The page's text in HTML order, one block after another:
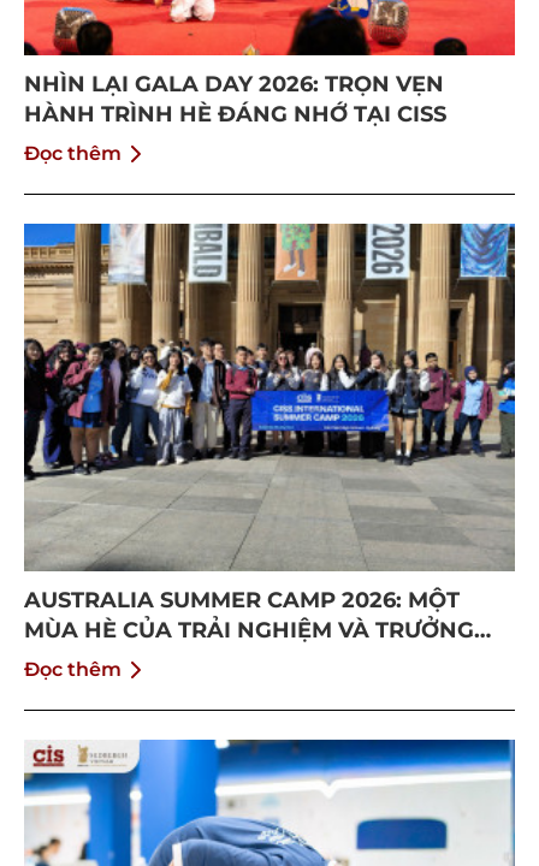
NHÌN LẠI GALA DAY 2026: TRỌN VẸN
HÀNH TRÌNH HÈ ĐÁNG NHỚ TẠI CISS
Đọc thêm
AUSTRALIA SUMMER CAMP 2026: MỘT
MÙA HÈ CỦA TRẢI NGHIỆM VÀ TRƯỞNG
THÀNH
Đọc thêm